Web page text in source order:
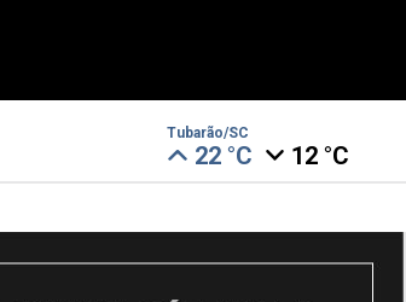
Tubarão/SC
22 °C 12 °C